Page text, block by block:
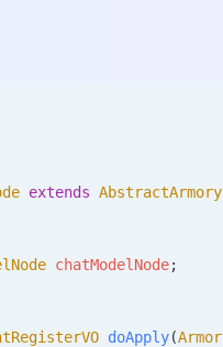
extends
chatModelNode;
doApply(